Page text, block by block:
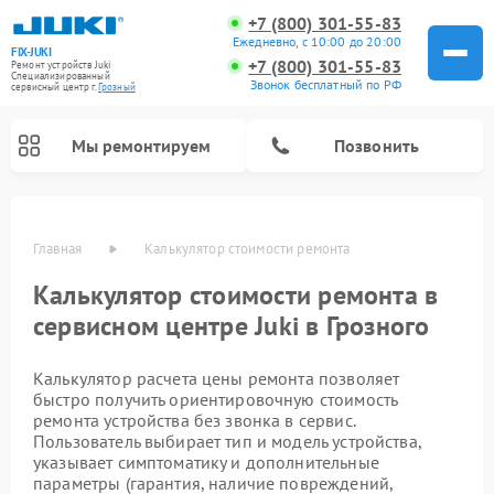
FIX-JUKI
Ремонт устройств Juki
Специализированный
cервисный центр г.Грозный
+7 (800) 301-55-83
Ежедневно, с 10:00 до 20:00
+7 (800) 301-55-83
Звонок бесплатный по РФ
Мы ремонтируем Позвонить
Главная Калькулятор стоимости ремонта
Калькулятор стоимости ремонта в
сервисном центре Juki в Грозного
Калькулятор расчета цены ремонта позволяет
быстро получить ориентировочную стоимость
ремонта устройства без звонка в сервис.
Пользователь выбирает тип и модель устройства,
указывает симптоматику и дополнительные
параметры (гарантия, наличие повреждений,